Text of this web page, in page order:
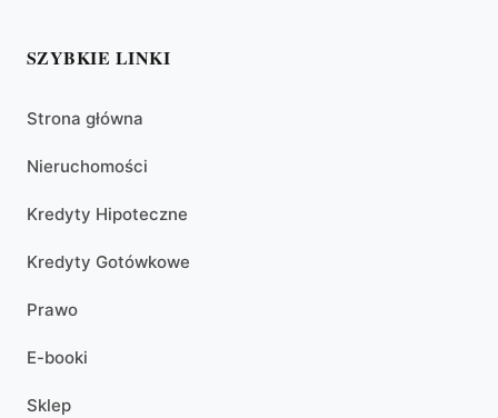
SZYBKIE LINKI
Strona główna
Nieruchomości
Kredyty Hipoteczne
Kredyty Gotówkowe
Prawo
E-booki
Sklep